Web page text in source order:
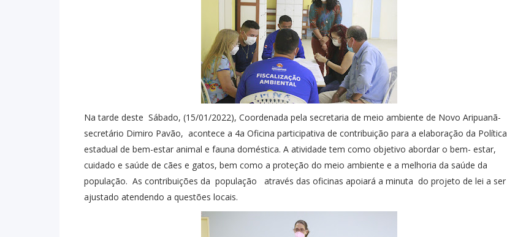
Na tarde deste Sábado, (15/01/2022), Coordenada pela secretaria de meio ambiente de Novo Aripuanã-
secretário Dimiro Pavão, acontece a 4a Oficina participativa de contribuição para a elaboração da Política
estadual de bem-estar animal e fauna doméstica. A atividade tem como objetivo abordar o bem- estar,
cuidado e saúde de cães e gatos, bem como a proteção do meio ambiente e a melhoria da saúde da
população. As contribuições da população através das oficinas apoiará a minuta do projeto de lei a ser
ajustado atendendo a questões locais.